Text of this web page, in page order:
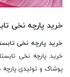
خرید پارچه نخی
خرید پارچه نخی
خرید پارچه نخی
پوشاک و تولیدی